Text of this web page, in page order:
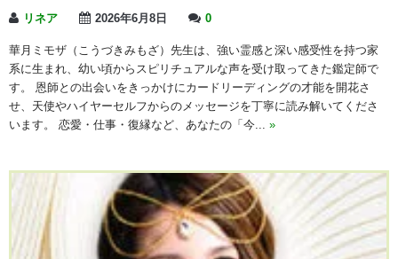
リネア 2026年6月8日 0
華月ミモザ（こうづきみもざ）先生は、強い霊感と深い感受性を持つ家
系に生まれ、幼い頃からスピリチュアルな声を受け取ってきた鑑定師で
す。 恩師との出会いをきっかけにカードリーディングの才能を開花さ
せ、天使やハイヤーセルフからのメッセージを丁寧に読み解いてくださ
います。 恋愛・仕事・復縁など、あなたの「今... »